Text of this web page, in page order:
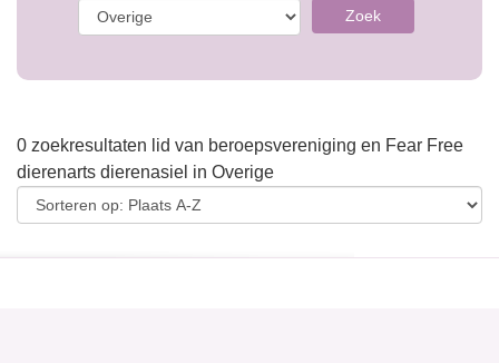
Zoek
0 zoekresultaten lid van beroepsvereniging en Fear Free
dierenarts dierenasiel in Overige